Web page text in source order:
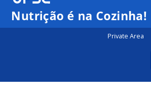
Nutrição é na Cozinha!
Private Area